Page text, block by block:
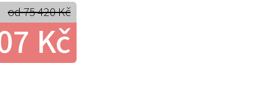
od 75 420 Kč
Kč